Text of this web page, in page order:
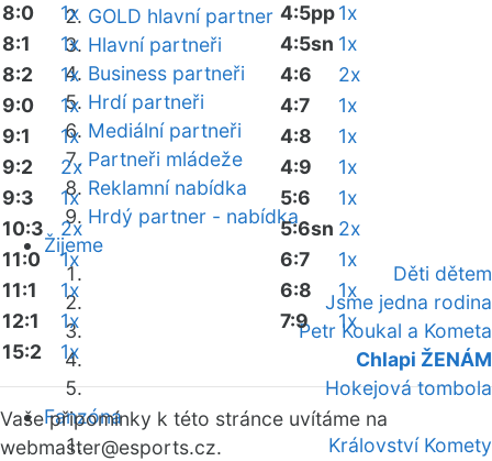
GOLD hlavní partner
Hlavní partneři
Business partneři
Hrdí partneři
Mediální partneři
Partneři mládeže
Reklamní nabídka
Hrdý partner - nabídka
Žijeme
Děti dětem
Jsme jedna rodina
Petr Koukal a Kometa
Chlapi ŽENÁM
Hokejová tombola
Fanzóna
Království Komety
8:0
1x
8:1
1x
8:2
1x
9:0
1x
9:1
1x
9:2
2x
9:3
1x
10:3
2x
11:0
1x
11:1
1x
12:1
1x
15:2
1x
4:5pp1x
4:5sn 1x
4:6
2x
4:7
1x
4:8
1x
4:9
1x
5:6
1x
5:6sn 2x
6:7
1x
6:8
1x
7:9
1x
Vaše připomínky k této stránce uvítáme na
webmaster@esports.cz.